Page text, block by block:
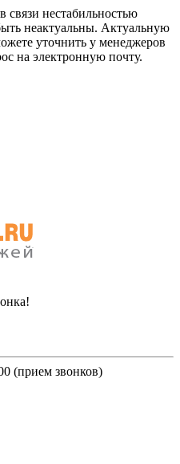
нестабильностью
неактуальны. Актуальную
уточнить у менеджеров
на электронную почту.
(прием звонков)